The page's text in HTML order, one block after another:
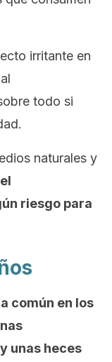
irritante en
todo si
naturales y
riesgo para
común en los
unas heces